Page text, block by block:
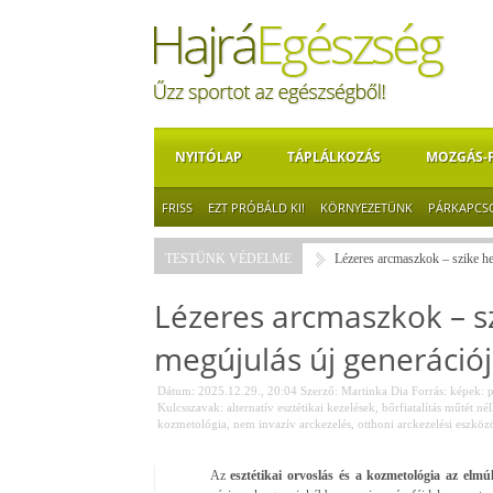
NYITÓLAP TÁPLÁLKOZÁS MOZGÁS-
FRISS EZT PRÓBÁLD KI! KÖRNYEZETÜNK
TESTÜNK VÉDELME Lézeres arcmaszkok – szike
Lézeres arcmaszkok –
megújulás új
Dátum: 2025.12.29., 20:04 Szerző: Martinka Dia Forrás: képek:
Kulcsszavak: alternatív esztétikai kezelések bőrfiatalítás műtét
kozmetológia
nem invazív arckezelés, otthoni arckezelési
Azesztétikai orvoslás és a kozmetológia az